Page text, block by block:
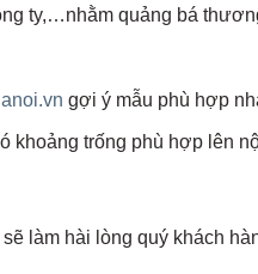
ty,…nhằm quảng bá
gợi ý mẫu phù hợp
khoảng trống phù hợp lên
làm hài lòng quý khách